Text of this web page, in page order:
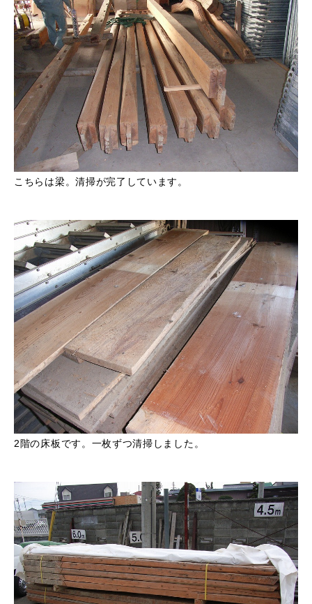
こちらは梁。清掃が完了しています。
2階の床板です。一枚ずつ清掃しました。